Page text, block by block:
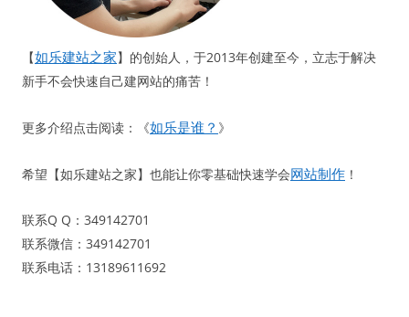
【如乐建站之家】的创始人，于2013年创建至今，立志于解决
新手不会快速自己建网站的痛苦！
更多介绍点击阅读：《如乐是谁？ 》
希望【如乐建站之家】也能让你零基础快速学会网站制作 ！
联系Q Q：349142701
联系微信：349142701
联系电话：13189611692